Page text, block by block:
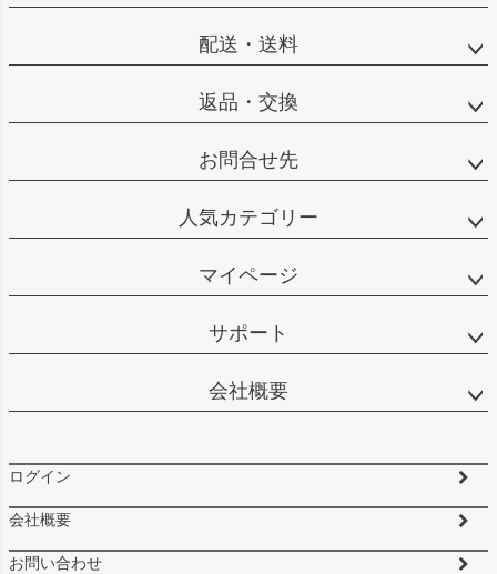
配送・送料
返品・交換
お問合せ先
人気カテゴリー
マイページ
サポート
会社概要
ログイン
会社概要
お問い合わせ